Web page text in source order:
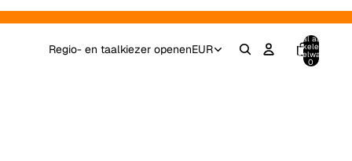
Regio- en taalkiezer openenEUR
Totaal aantal
artikelen in
winkelwagen:
0